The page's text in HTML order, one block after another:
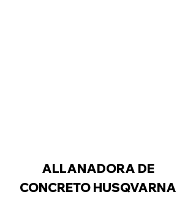
ALLANADORA DE
CONCRETO HUSQVARNA